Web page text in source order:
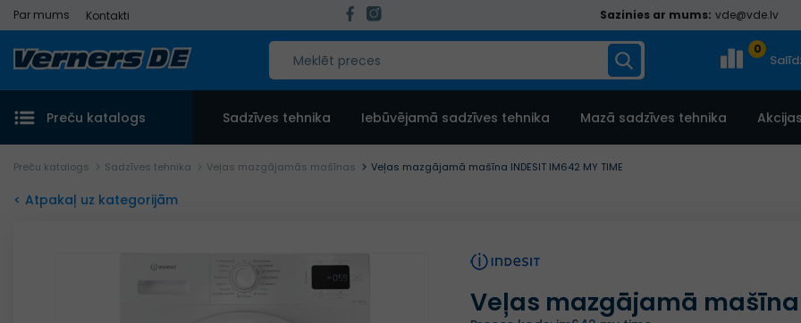
Par mums Kontakti Sazinies ar mums: vde@vde.lv
0
Preču katalogs Sadzīves tehnika Iebūvējamā sadzīves tehnika Mazā sadzīves tehnika
Preču katalogs Sadzīves tehnika Veļas mazgājamās mašīnas Veļas mazgājamā mašīna INDESIT IM642 MY TIME
< Atpakaļ uz kategorijām
Veļas mazgājamā mašīna